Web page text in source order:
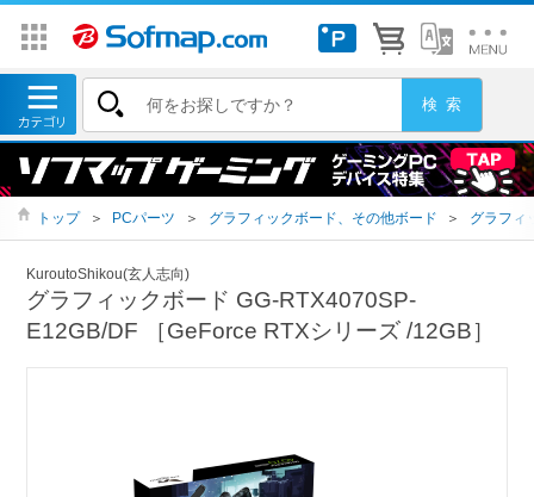
トップ ＞ PCパーツ ＞ グラフィックボード、その他ボード ＞ グラフィ
KuroutoShikou(玄人志向)
グラフィックボード GG-RTX4070SP-
E12GB/DF ［GeForce RTXシリーズ /12GB］